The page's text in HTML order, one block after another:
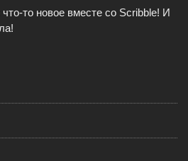
то новое вместе со Scribble! И